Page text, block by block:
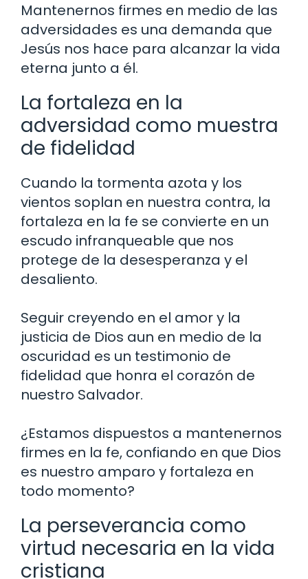
Mantenernos firmes en medio de las
adversidades es una demanda que
Jesús nos hace para alcanzar la vida
eterna junto a él.
La fortaleza en la
adversidad como muestra
de fidelidad
Cuando la tormenta azota y los
vientos soplan en nuestra contra, la
fortaleza en la fe se convierte en un
escudo infranqueable que nos
protege de la desesperanza y el
desaliento.
Seguir creyendo en el amor y la
justicia de Dios aun en medio de la
oscuridad es un testimonio de
fidelidad que honra el corazón de
nuestro Salvador.
¿Estamos dispuestos a mantenernos
firmes en la fe, confiando en que Dios
es nuestro amparo y fortaleza en
todo momento?
La perseverancia como
virtud necesaria en la vida
cristiana